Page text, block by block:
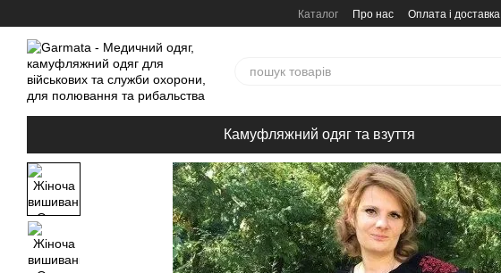
Каталог Про нас Оплата і доставка
Камуфляжний одяг та взуття